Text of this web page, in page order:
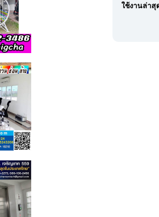
ใช้งานล่าสุ